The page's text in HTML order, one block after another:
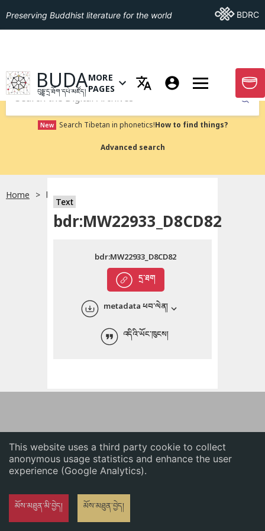
This website uses a third party cookie to collect
anonymous usage statistics and enhance the user
experience (Google Analytics).
མོས་མཐུན་མི་བྱེད། མོས་མཐུན་བྱེད།
English
ភាសាខ្មែរ
Preserving Buddhist literature for the world Go ToBDRC
GO TO HOMEPAGE
BUDA
བུདྡྷ་དྲ་ཐོག་དཔེ་མཛོད།
OPEN MENU OF MORE PAGES
MORE
PAGES
GO
Submit
New Search Tibetan in phonetics!How to find things?
Advanced search
Home bdr:MW22933_D8CD82
Text
bdr:MW22933_D8CD82
དྲ་ཐག
bdr:MW22933_D8CD82
metadata ཕབ་ལེན།
འདིའི་ཡོང་ཁུངས།